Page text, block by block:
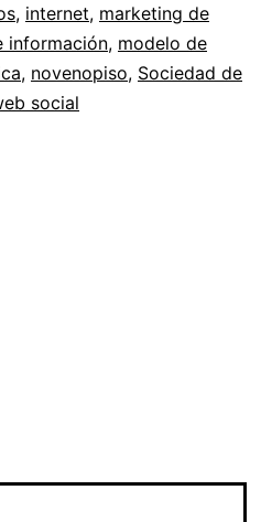
información
para
bandas
, internet, marketing de
información, modelo de
, novenopiso, Sociedad de
social